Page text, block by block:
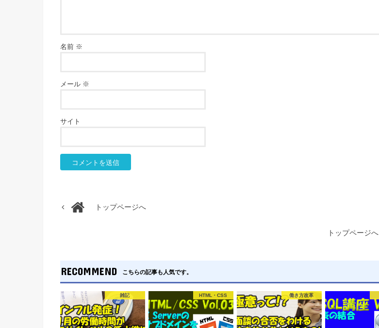
名前 ※
メール ※
サイト
トップページへ
トップページへ
RECOMMEND こちらの記事も人気です。
雑記 HTML・CSS 働き方改革